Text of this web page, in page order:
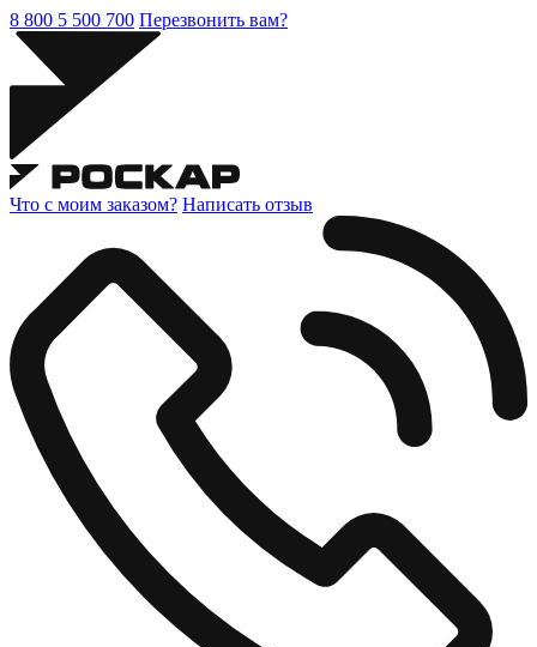
8 800 5 500 700 Перезвонить вам?
Что с моим заказом? Написать отзыв